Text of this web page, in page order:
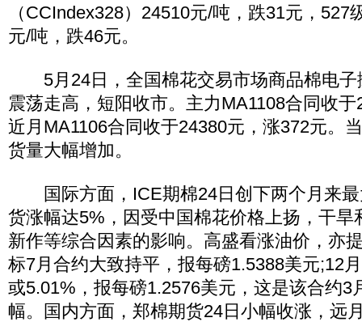
（CCIndex328）24510元/吨，跌31元，527
元/吨，跌46元。
5月24日，全国棉花交易市场商品棉电子
震荡走高，短阳收市。主力MA1108合同收
近月MA1106合同收于24380元，涨372元。
货量大幅增加。
国际方面，ICE期棉24日创下两个月来最
货涨幅达5%，因受中国棉花价格上扬，干旱
新作等综合因素的影响。高盛看涨油价，亦
标7月合约大致持平，报每磅1.5388美元;12
或5.01%，报每磅1.2576美元，这是该合约3
幅。国内方面，郑棉期货24日小幅收涨，远